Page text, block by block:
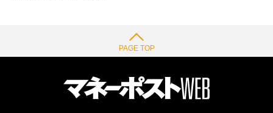
PAGE TOP